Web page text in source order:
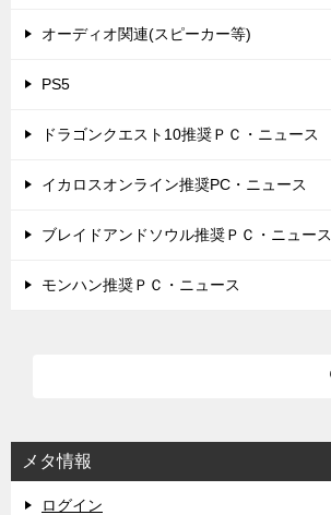
オーディオ関連(スピーカー等)
PS5
ドラゴンクエスト10推奨ＰＣ・ニュース
イカロスオンライン推奨PC・ニュース
ブレイドアンドソウル推奨ＰＣ・ニュース
モンハン推奨ＰＣ・ニュース
メタ情報
ログイン